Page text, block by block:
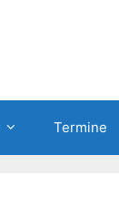
Termine